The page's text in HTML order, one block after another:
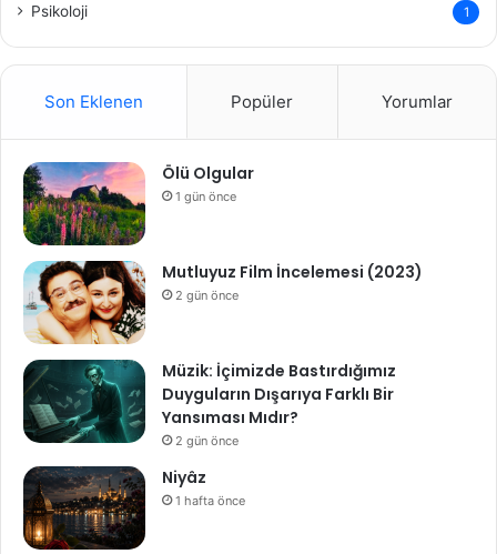
Psikoloji 1
Son Eklenen Popüler Yorumlar
Ölü Olgular
1 gün önce
Mutluyuz Film İncelemesi (2023)
2 gün önce
Müzik: İçimizde Bastırdığımız
Duyguların Dışarıya Farklı Bir
Yansıması Mıdır?
2 gün önce
Niyâz
1 hafta önce